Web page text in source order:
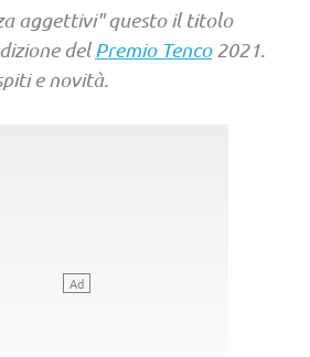
aggettivi" questo il titolo
delPremio Tenco2021.
e novità.